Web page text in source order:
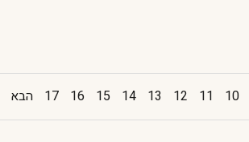
10
11
12
13
14
15
16
17 הבא